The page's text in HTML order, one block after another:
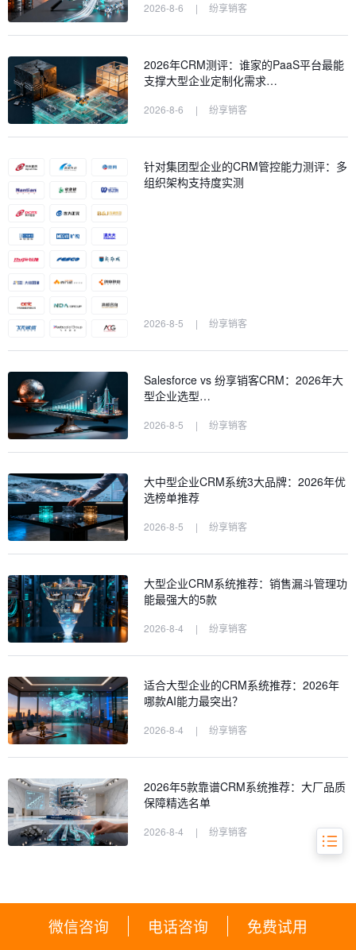
微信咨询 电话咨询 免费试用
一、评测框架：定义大中企业CRM选型
二、核心评测：Top 5企业级CRM系统
横向对比
5个错误
四、结论：如何选择最适合你的CRM？
五、常见问题（FAQ）
2026-8-6 | 纷享销客
2026年CRM测评：谁家的PaaS平台最能
支撑大型企业定制化需求…
2026-8-6 | 纷享销客
针对集团型企业的CRM管控能力测评：多
组织架构支持度实测
2026-8-5 | 纷享销客
Salesforce vs 纷享销客CRM：2026年大
型企业选型…
2026-8-5 | 纷享销客
大中型企业CRM系统3大品牌：2026年优
选榜单推荐
2026-8-5 | 纷享销客
大型企业CRM系统推荐：销售漏斗管理功
能最强大的5款
2026-8-4 | 纷享销客
适合大型企业的CRM系统推荐：2026年
哪款AI能力最突出？
2026-8-4 | 纷享销客
2026年5款靠谱CRM系统推荐：大厂品质
保障精选名单
2026-8-4 | 纷享销客